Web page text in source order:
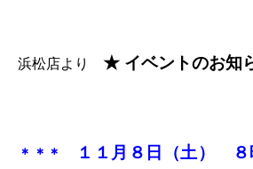
浜松店より ★ イベントのお知
＊＊＊ １１月８日（土） ８